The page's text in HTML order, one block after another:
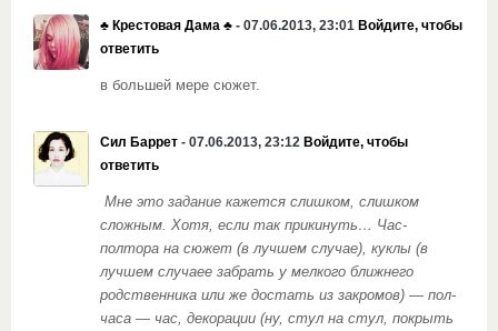
♣️ Крестовая Дама ♣️ - 07.06.2013, 23:01 Войдите, чтобы
ответить
в большей мере сюжет.
Сил Баррет - 07.06.2013, 23:12 Войдите, чтобы
ответить
Мне это задание кажется слишком, слишком
сложным. Хотя, если так прикинуть… Час-
полтора на сюжет (в лучшем случае), куклы (в
лучшем случаее забрать у мелкого ближнего
родственника или же достать из закромов) — пол-
часа — час, декорации (ну, стул на стул, покрыть